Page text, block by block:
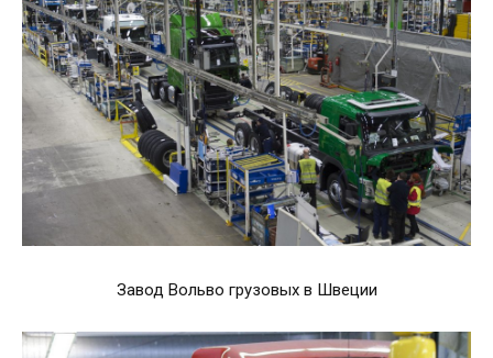
Завод Вольво грузовых в Швеции